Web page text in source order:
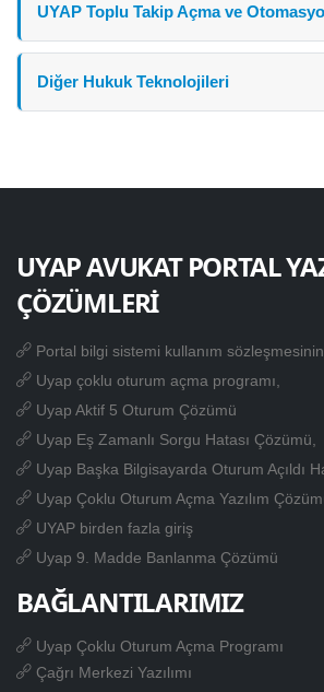
UYAP Toplu Takip Açma ve
Diğer Hukuk Teknolojileri
UYAP AVUKAT PORTAL
ÇÖZÜMLERİ
Portal bilgi sistemi kullanım
Uyap çoklu oturum açma programı,
Uyap Aktif 5 Oturum Çözümü
Uyap Eş Zamanlı Sorgu Hatası Çözümü,
Uyap Başka Bilgisayarda Oturum Açıldı
Uyap Çoklu Oturum Açma Yazılım
UYAP birden fazla giriş
Uyap 9. Madde Banlanma Çözümü
BAĞLANTILARIMIZ
Uyap Çoklu Oturum Açma Programı
Çağrı Merkezi Yazılımı